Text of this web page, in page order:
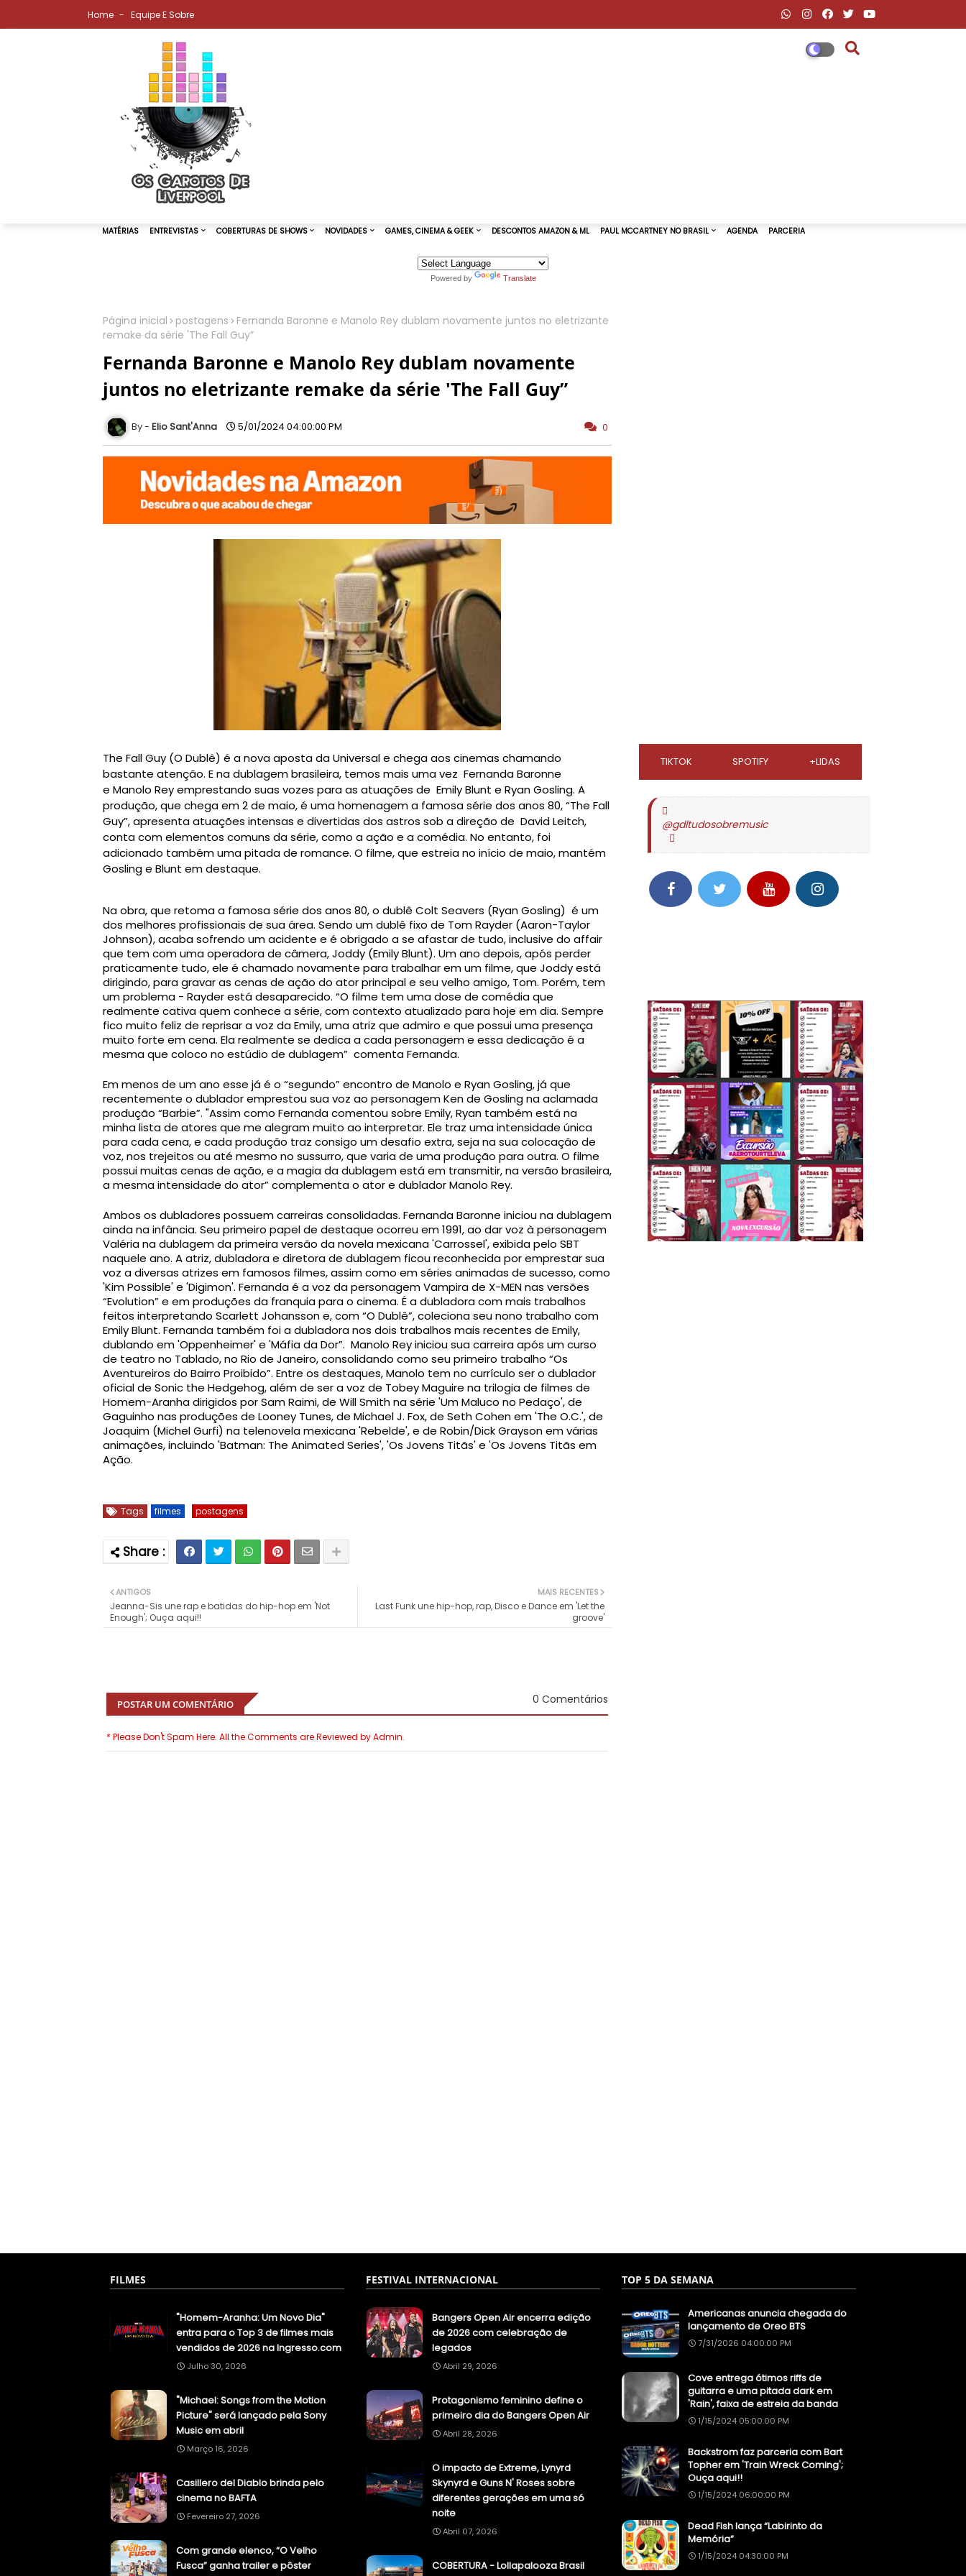
Home Equipe E Sobre
Powered by Translate
Página inicial postagens
Fernanda Baronne e Manolo Rey dublam novamente juntos no eletrizante
remake da série 'The Fall Guy”
Fernanda Baronne e Manolo Rey dublam novamente
juntos no eletrizante remake da série 'The Fall Guy”
Elio Sant'Anna 5/01/2024 04:00:00 PM 0
The Fall Guy (O Dublê) é a nova aposta da Universal e chega aos cinemas chamando
bastante atenção. E na dublagem brasileira, temos mais uma vez Fernanda Baronne
e Manolo Reyemprestando suas vozes para as atuações de Emily Blunt e Ryan Gosling. A
produção, que chega em 2 de maio, é uma homenagem a famosa série dos anos 80, “The Fall
Guy”, apresenta atuações intensas e divertidas dos astros sob a direção de David Leitch,
conta com elementos comuns da série, como a ação e a comédia. No entanto, foi
adicionado também uma pitada de romance. O filme, que estreia no início de maio, mantém
Gosling e Blunt em destaque.
Na obra, que retoma a famosa série dos anos 80, o dublê Colt Seavers (Ryan Gosling) é um
dos melhores profissionais de sua área. Sendo um dublê fixo de Tom Rayder (Aaron-Taylor
Johnson), acaba sofrendo um acidente e é obrigado a se afastar de tudo, inclusive do affair
que tem com uma operadora de câmera, Joddy (Emily Blunt). Um ano depois, após perder
praticamente tudo, ele é chamado novamente para trabalhar em um filme, que Joddy está
dirigindo, para gravar as cenas de ação do ator principal e seu velho amigo, Tom. Porém, tem
um problema - Rayder está desaparecido. “O filme tem uma dose de comédia que
realmente cativa quem conhece a série, com contexto atualizado para hoje em dia. Sempre
fico muito feliz de reprisar a voz da Emily, uma atriz que admiro e que possui uma presença
muito forte em cena. Ela realmente se dedica a cada personagem e essa dedicação é a
mesma que coloco no estúdio de dublagem” comenta Fernanda.
Em menos de um ano esse já é o “segundo” encontro de Manolo e Ryan Gosling, já que
recentemente o dublador emprestou sua voz ao personagem Ken de Gosling na aclamada
produção “Barbie”. "Assim como Fernanda comentou sobre Emily, Ryan também está na
minha lista de atores que me alegram muito ao interpretar. Ele traz uma intensidade única
para cada cena, e cada produção traz consigo um desafio extra, seja na sua colocação de
voz, nos trejeitos ou até mesmo no sussurro, que varia de uma produção para outra. O filme
possui muitas cenas de ação, e a magia da dublagem está em transmitir, na versão brasileira,
a mesma intensidade do ator” complementa o ator e dubladorManolo Rey.
Ambos os dubladores possuem carreiras consolidadas. Fernanda Baronne iniciou na dublagem
ainda na infância. Seu primeiro papel de destaque ocorreu em 1991, ao dar voz à personagem
Valéria na dublagem da primeira versão da novela mexicana 'Carrossel', exibida pelo SBT
naquele ano. A atriz, dubladora e diretora de dublagem ficou reconhecida por emprestar sua
voz a diversas atrizes em famosos filmes, assim como em séries animadas de sucesso, como
'Kim Possible' e 'Digimon'. Fernanda é a voz da personagem Vampira de X-MEN nas versões
“Evolution” e em produções da franquia para o cinema. É a dubladora com mais trabalhos
feitos interpretando Scarlett Johansson e, com “O Dublê”, coleciona seu nono trabalho com
Emily Blunt. Fernanda também foi a dubladora nos dois trabalhos mais recentes de Emily,
dublando em 'Oppenheimer' e 'Máfia da Dor”. Manolo Reyiniciou sua carreira após um curso
de teatro no Tablado, no Rio de Janeiro, consolidando como seu primeiro trabalho “Os
Aventureiros do Bairro Proibido”. Entre os destaques,Manolo tem no currículo ser o dublador
oficial de Sonic the Hedgehog, além de ser a voz de Tobey Maguire na trilogia de filmes de
Homem-Aranha dirigidos por Sam Raimi, de Will Smith na série 'Um Maluco no Pedaço', de
Gaguinho nas produções de Looney Tunes, de Michael J. Fox, de Seth Cohen em 'The O.C.', de
Joaquim (Michel Gurfi) na telenovela mexicana 'Rebelde', e de Robin/Dick Grayson em várias
animações, incluindo 'Batman: The Animated Series', 'Os Jovens Titãs' e 'Os Jovens Titãs em
Ação.
Tags filmes postagens
MAIS RECENTES
Last Funk une hip-hop, rap, Disco e Dance em 'Let the
groove'
ANTIGOS
Jeanna-Sis une rap e batidas do hip-hop em 'Not
Enough'; Ouça aqui!!
POSTAR UM COMENTÁRIO 0 Comentários
* Please Don't Spam Here. All the Comments are Reviewed by Admin.
TIKTOK SPOTIFY +LIDAS
@gdltudosobremusic
FILMES
"Homem-Aranha: Um Novo Dia"
entra para o Top 3 de filmes mais
vendidos de 2026 na Ingresso.com
Julho 30, 2026
"Michael: Songs from the Motion
Picture" será lançado pela Sony
Music em abril
Março 16, 2026
Casillero del Diablo brinda pelo
cinema no BAFTA
Fevereiro 27, 2026
Com grande elenco, “O Velho
Fusca” ganha trailer e pôster
FESTIVAL INTERNACIONAL
Bangers Open Air encerra edição
de 2026 com celebração de
legados
Abril 29, 2026
Protagonismo feminino define o
primeiro dia do Bangers Open Air
Abril 28, 2026
O impacto de Extreme, Lynyrd
Skynyrd e Guns N' Roses sobre
diferentes gerações em uma só
noite
Abril 07, 2026
COBERTURA - Lollapalooza Brasil
TOP 5 DA SEMANA
Americanas anuncia chegada do
lançamento de Oreo BTS
7/31/2026 04:00:00 PM
Cove entrega ótimos riffs de
guitarra e uma pitada dark em
'Rain', faixa de estreia da banda
1/15/2024 05:00:00 PM
Backstrom faz parceria com Bart
Topher em 'Train Wreck Coming';
Ouça aqui!!
1/15/2024 06:00:00 PM
Dead Fish lança “Labirinto da
Memória”
1/15/2024 04:30:00 PM